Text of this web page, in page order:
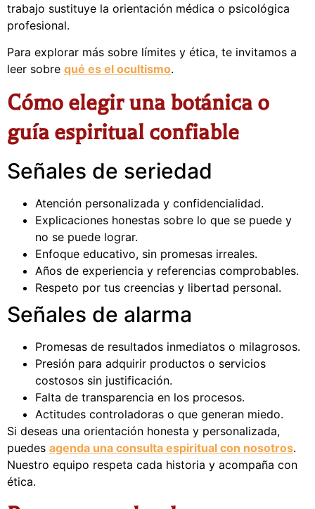
trabajo sustituye la orientación médica o psicológica
profesional.
Para explorar más sobre límites y ética, te invitamos a
leer sobre qué es el ocultismo.
Cómo elegir una botánica o
guía espiritual confiable
Señales de seriedad
Atención personalizada y confidencialidad.
Explicaciones honestas sobre lo que se puede y
no se puede lograr.
Enfoque educativo, sin promesas irreales.
Años de experiencia y referencias comprobables.
Respeto por tus creencias y libertad personal.
Señales de alarma
Promesas de resultados inmediatos o milagrosos.
Presión para adquirir productos o servicios
costosos sin justificación.
Falta de transparencia en los procesos.
Actitudes controladoras o que generan miedo.
Si deseas una orientación honesta y personalizada,
puedes agenda una consulta espiritual con nosotros.
Nuestro equipo respeta cada historia y acompaña con
ética.